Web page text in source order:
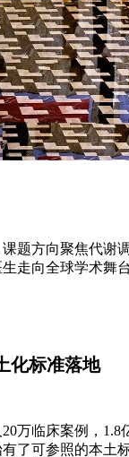
题方向聚焦代谢
走向全球学术舞
化标准落地
万临床案例，
了可参照的本土